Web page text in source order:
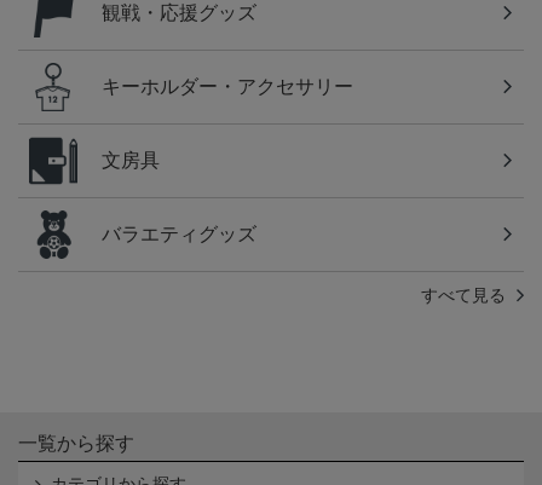
観戦・応援グッズ
キーホルダー・アクセサリー
文房具
バラエティグッズ
すべて見る
一覧から探す